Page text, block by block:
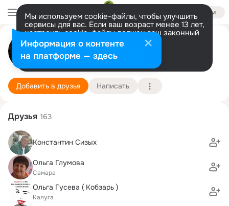
Войти
Мы используем cookie-файлы, чтобы улучшить
сервисы для вас. Если ваш возраст менее 13 лет,
настроить cookie-файлы должен ваш законный
представитель. Больше информации
Разрешить все Настроить
๑۩۞۩๑Anna๑۩۞۩๑ Kukoleva
Калуга 22 сентября Подробнее
Добавить в друзья Написать
Друзья 163
Константин Сизых
Ольга Глумова
Самара
Ольга Гусева ( Кобзарь )
Калуга
Информация о контенте
на платформе — здесь